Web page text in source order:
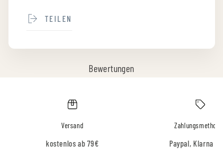
TEILEN
Bewertungen
Versand
kostenlos ab 79€ Paypal, Klarna &